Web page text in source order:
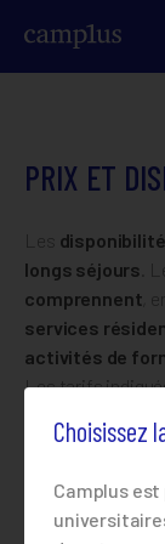
PRIX ​​ET
longs séjours .
comprennent
services
activités de
Les tarifs
dépendent
CLIQUEZ SUR
Choisissez
Camplus